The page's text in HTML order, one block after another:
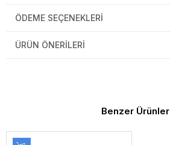
ÖDEME SEÇENEKLERI
ÜRÜN ÖNERILERI
Benzer Ürünler